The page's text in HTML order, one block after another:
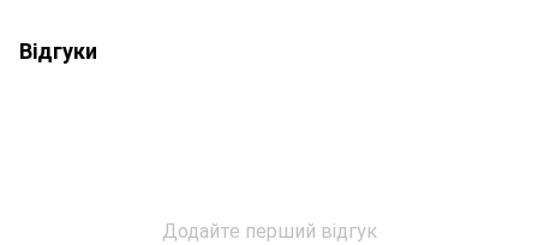
Відгуки
Додайте перший відгук